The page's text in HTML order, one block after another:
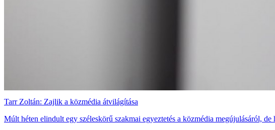
Tarr Zoltán: Zajlik a közmédia átvilágítása
Múlt héten elindult egy széleskörű szakmai egyeztetés a közmédia megújulásáról,